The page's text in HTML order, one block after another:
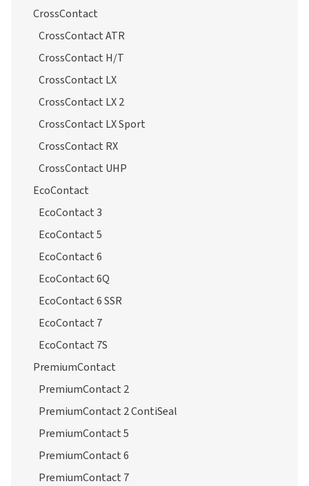
CrossContact
CrossContact ATR
CrossContact H/T
CrossContact LX
CrossContact LX 2
CrossContact LX Sport
CrossContact RX
CrossContact UHP
EcoContact
EcoContact 3
EcoContact 5
EcoContact 6
EcoContact 6Q
EcoContact 6 SSR
EcoContact 7
EcoContact 7S
PremiumContact
PremiumContact 2
PremiumContact 2 ContiSeal
PremiumContact 5
PremiumContact 6
PremiumContact 7